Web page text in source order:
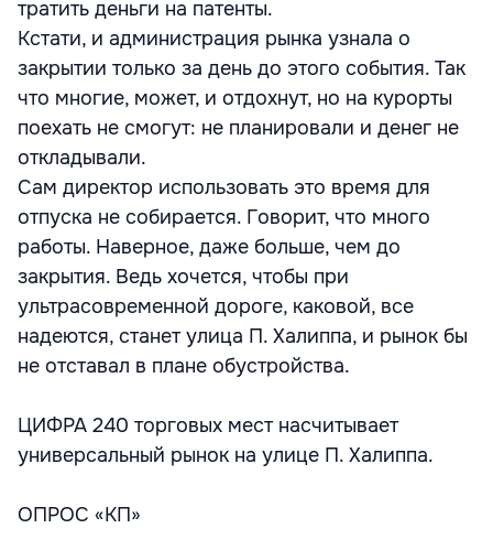
тратить деньги на патенты.
Кстати, и администрация рынка узнала о
закрытии только за день до этого события. Так
что многие, может, и отдохнут, но на курорты
поехать не смогут: не планировали и денег не
откладывали.
Сам директор использовать это время для
отпуска не собирается. Говорит, что много
работы. Наверное, даже больше, чем до
закрытия. Ведь хочется, чтобы при
ультрасовременной дороге, каковой, все
надеются, станет улица П. Халиппа, и рынок бы
не отставал в плане обустройства.
ЦИФРА 240 торговых мест насчитывает
универсальный рынок на улице П. Халиппа.
ОПРОС «КП»